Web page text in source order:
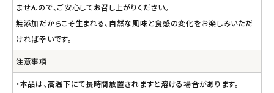
ませんので、ご安心してお召し上がりください。
無添加だからこそ生まれる、自然な風味と食感の変化をお楽しみいただ
ければ幸いです。
注意事項
・本品は、高温下にて長時間放置されますと溶ける場合があります。